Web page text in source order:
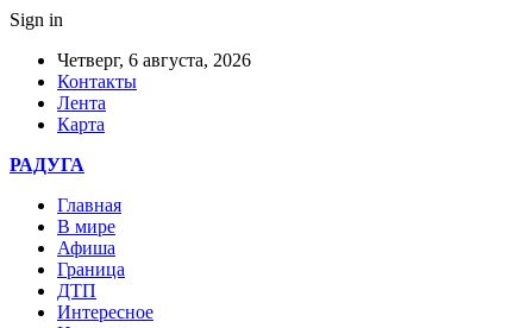
Sign in
Четверг, 6 августа, 2026
Контакты
Лента
Карта
РАДУГА
Главная
В мире
Афиша
Граница
ДТП
Интересное